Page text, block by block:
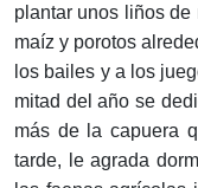
plantar unos liños de
maíz y porotos
los bailes y a los
mitad del año se
más de la capuera
tarde, le agrada